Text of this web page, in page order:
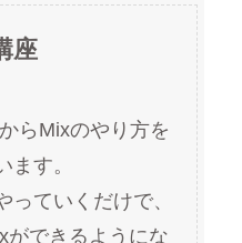
座
らMixのやり方を
ます。
ていくだけで、
ができるようにな